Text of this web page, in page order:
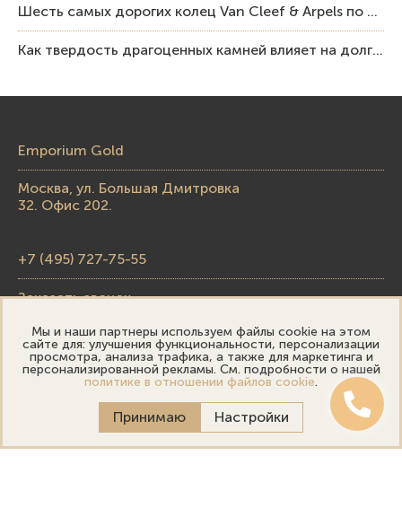
Шесть самых дорогих колец Van Cleef & Arpels по итогам аукционов Sotheby’s
Как твердость драгоценных камней влияет на долговечность ювелирных изделий
Emporium Gold
Москва, ул. Большая Дмитровка
32. Офис 202.
+7 (495) 727-75-55
Заказать звонок
skupka@emporiumgold.com
sale@emporiumgold.com
Режим работы:
Пн-Пт: 10:00–20:00
Мы и наши партнеры используем файлы cookie на этом
сайте для: улучшения функциональности, персонализации
просмотра, анализа трафика, а также для маркетинга и
персонализированной рекламы. См. подробности о нашей
политике в отношении файлов cookie.
Принимаю Настройки